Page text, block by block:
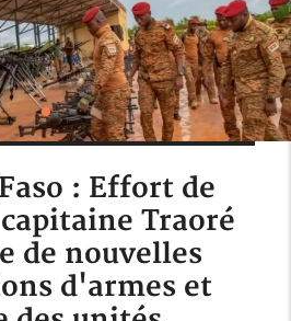
: Effort de
Traoré
de nouvelles
d'armes et